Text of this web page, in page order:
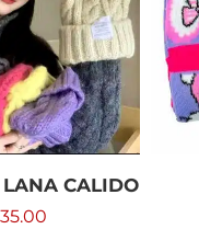
LANA CALIDO